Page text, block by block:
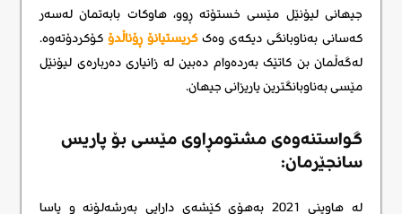
جیهانی لیۆنێل مێسی خستۆتە ڕوو، هاوکات بابەتمان لەسەر
کەسانی بەناوبانگی دیکەی وەککریستیانۆ ڕۆناڵدۆ کۆکردۆتەوە.
لەگەڵمان بن کاتێک بەردەوام دەبین لە زانیاری دەربارەی لیۆنێل
مێسی بەناوبانگترین یاریزانی جیهان.
گواستنەوەی مشتومڕاوی مێسی بۆ پاریس
سانجێرمان:
لە هاوینی 2021 بەهۆی کێشەی دارایی بەرشەلۆنە و یاسا